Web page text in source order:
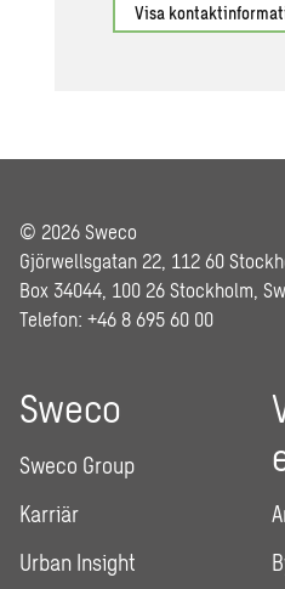
Visa
© 2026 Sweco
Gjörwellsgatan 22, 112 60
Box 34044, 100 26 Stockholm,
Telefon: +46 8 695 60 00
Sweco
Sweco Group
Karriär
Urban Insight